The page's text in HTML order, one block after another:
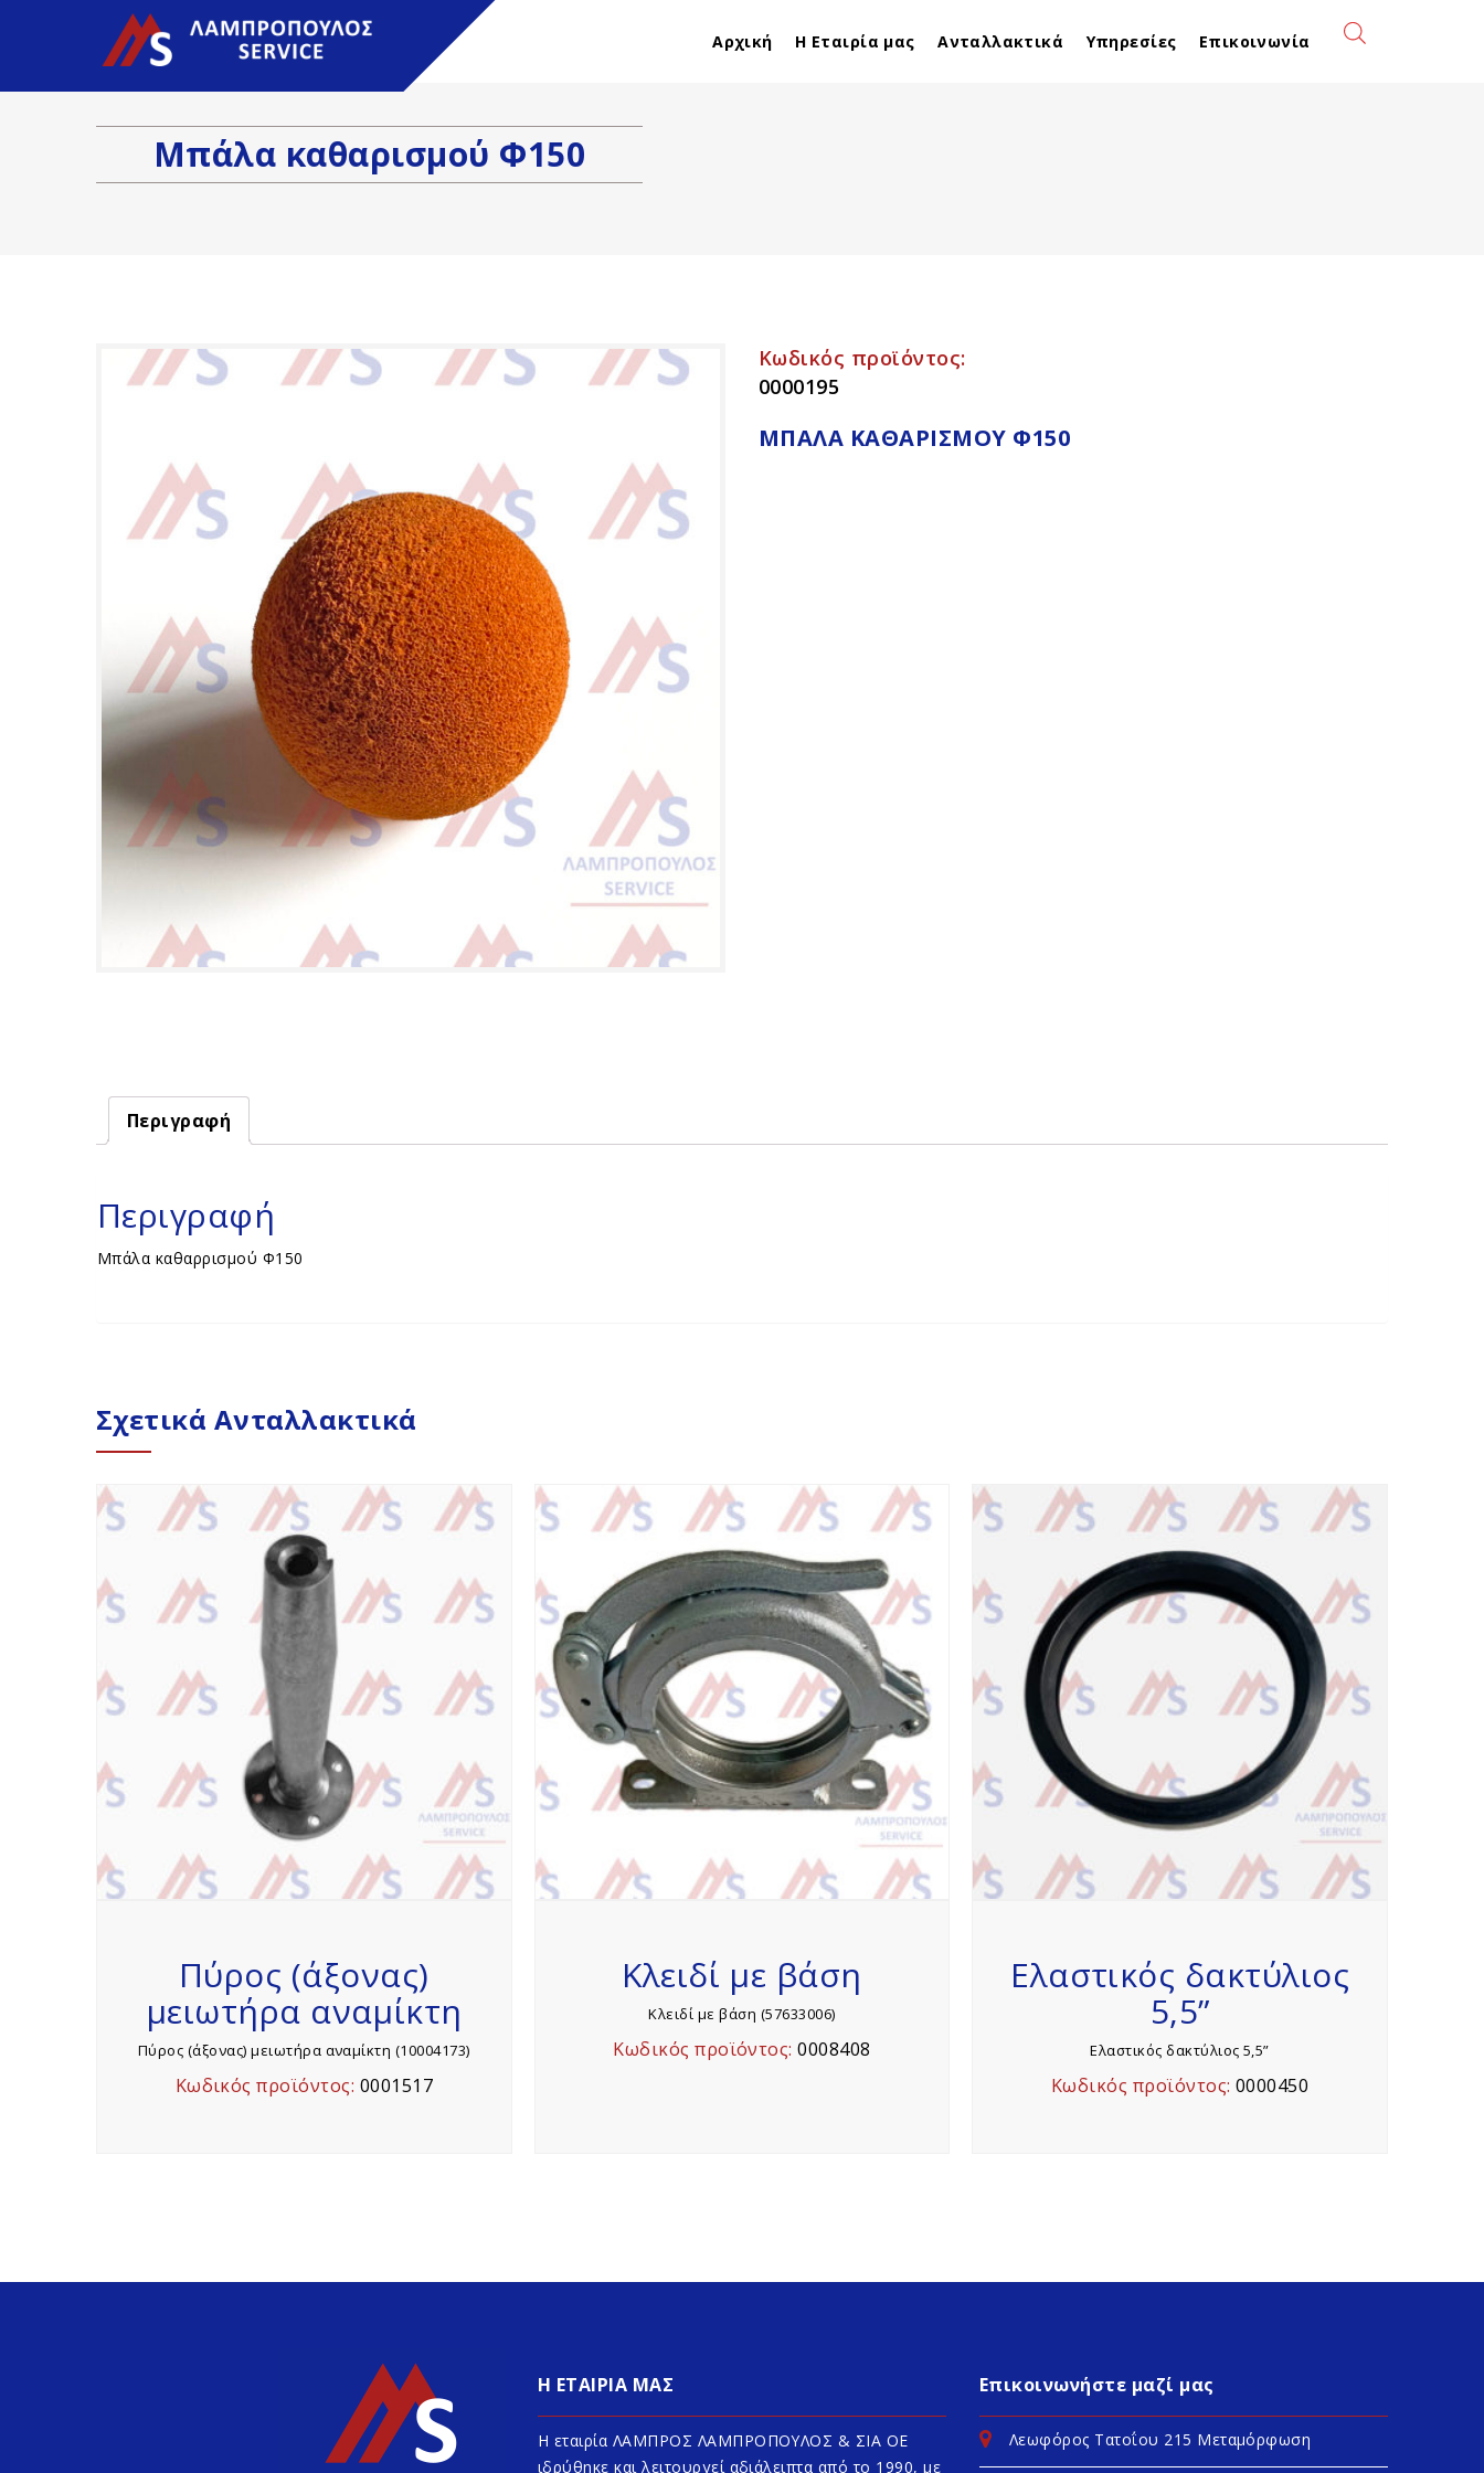
Λεωφόρος Τατοΐου 215 Μεταμόρφωση
Αρχική Η Εταιρία μας Ανταλλακτικά Υπηρεσίες Επικοινωνία
Μπάλα καθαρισμού Φ150
Κωδικός προϊόντος:
0000195
ΜΠΆΛΑ ΚΑΘΑΡΙΣΜΟΎ Φ150
Περιγραφή
Περιγραφή
Μπάλα καθαρρισμού Φ150
Σχετικά Ανταλλακτικά
Πύρος (άξονας)
μειωτήρα αναμίκτη
Πύρος (άξονας) μειωτήρα αναμίκτη (10004173)
Κωδικός προϊόντος: 0001517
Κλειδί με βάση
Κλειδί με βάση (57633006)
Κωδικός προϊόντος:0008408
Ελαστικός δακτύλιος
5,5”
Ελαστικός δακτύλιος 5,5”
Κωδικός προϊόντος:0000450
Η ΕΤΑΙΡΙΑ ΜΑΣ
Η εταιρία ΛΑΜΠΡΟΣ ΛΑΜΠΡΟΠΟΥΛΟΣ & ΣΙΑ ΟΕ
ιδρύθηκε και λειτουργεί αδιάλειπτα από το 1990, με
Επικοινωνήστε μαζί μας
Λεωφόρος Τατοΐου 215 Μεταμόρφωση